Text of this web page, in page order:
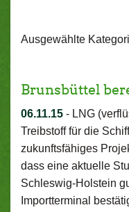
Ausgewählte
Brunsbüttel
06.11.15 - LNG
Treibstoff für die
zukunftsfähiges
dass eine aktuelle
Schleswig-Holstein
Importterminal